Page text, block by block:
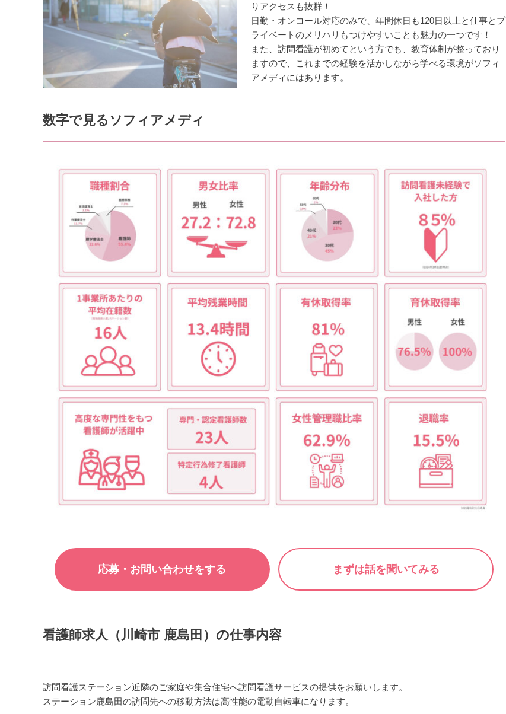
りアクセスも抜群！
日勤・オンコール対応のみで、年間休日も120日以上と仕事とプ
ライベートのメリハリもつけやすいことも魅力の一つです！
また、訪問看護が初めてという方でも、教育体制が整っており
ますので、これまでの経験を活かしながら学べる環境がソフィ
アメディにはあります。
数字で見るソフィアメディ
応募・お問い合わせをする まずは話を聞いてみる
看護師求人（川崎市 鹿島田）の仕事内容
訪問看護ステーション近隣のご家庭や集合住宅へ訪問看護サービスの提供をお願いします。
ステーション鹿島田の訪問先への移動方法は高性能の電動自転車になります。